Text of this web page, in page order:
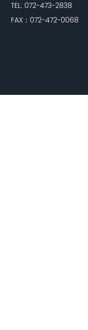
TEL: 072-473-2838
FAX：072-472-0068